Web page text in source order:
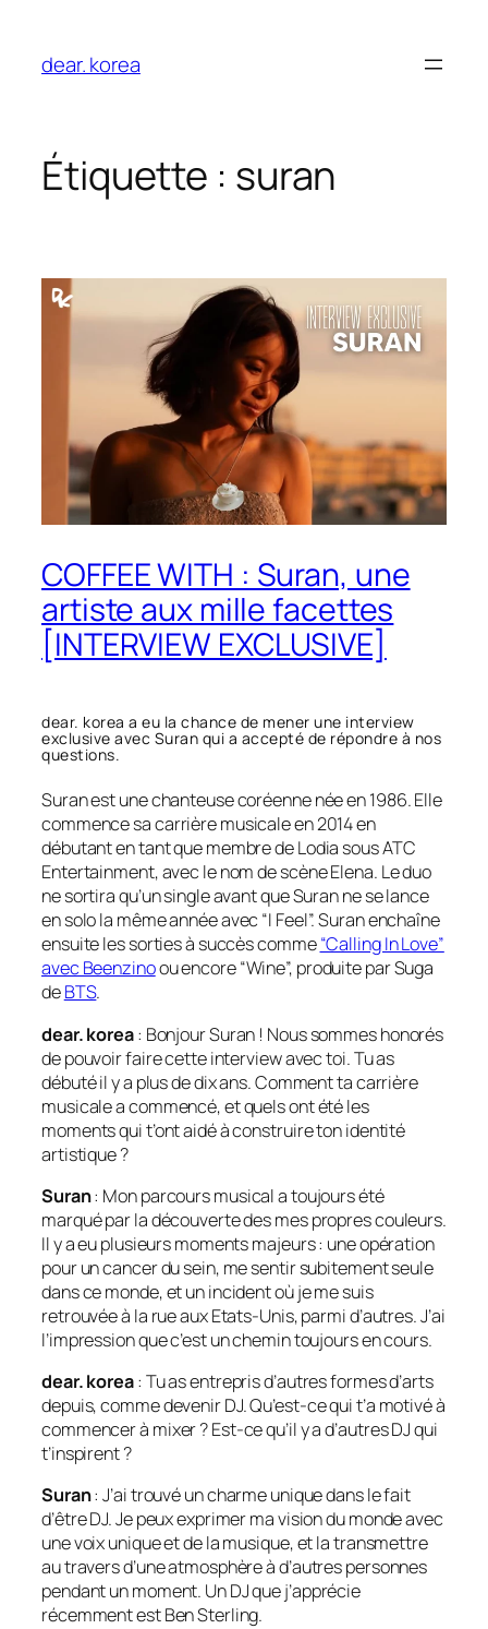
contenu
dear. korea
Étiquette : suran
COFFEE WITH : Suran, une
artiste aux mille facettes
[INTERVIEW EXCLUSIVE]
dear. korea a eu la chance de mener une interview
exclusive avec Suran qui a accepté de répondre à nos
questions.
Suran est une chanteuse coréenne née en 1986. Elle
commence sa carrière musicale en 2014 en
débutant en tant que membre de Lodia sous ATC
Entertainment, avec le nom de scène Elena. Le duo
ne sortira qu’un single avant que Suran ne se lance
en solo la même année avec “I Feel”. Suran enchaîne
ensuite les sorties à succès comme“Calling In Love”
avec Beenzinoou encore “Wine”, produite par Suga
deBTS.
dear. korea: Bonjour Suran ! Nous sommes honorés
de pouvoir faire cette interview avec toi. Tu as
débuté il y a plus de dix ans. Comment ta carrière
musicale a commencé, et quels ont été les
moments qui t’ont aidé à construire ton identité
artistique ?
Suran: Mon parcours musical a toujours été
marqué par la découverte des mes propres couleurs.
Il y a eu plusieurs moments majeurs : une opération
pour un cancer du sein, me sentir subitement seule
dans ce monde, et un incident où je me suis
retrouvée à la rue aux Etats-Unis, parmi d’autres. J’ai
l’impression que c’est un chemin toujours en cours.
dear. korea: Tu as entrepris d’autres formes d’arts
depuis, comme devenir DJ. Qu’est-ce qui t’a motivé à
commencer à mixer ? Est-ce qu’il y a d’autres DJ qui
t’inspirent ?
Suran: J’ai trouvé un charme unique dans le fait
d’être DJ. Je peux exprimer ma vision du monde avec
une voix unique et de la musique, et la transmettre
au travers d’une atmosphère à d’autres personnes
pendant un moment. Un DJ que j’apprécie
récemment est Ben Sterling.